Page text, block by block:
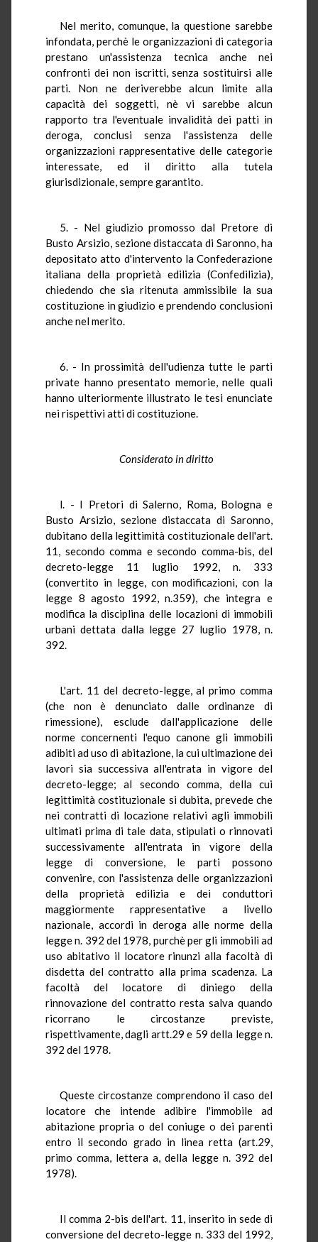
Nel merito, comunque, la questione sarebbe
infondata, perchè le organizzazioni di categoria
prestano un'assistenza tecnica anche nei
confronti dei non iscritti, senza sostituirsi alle
parti. Non ne deriverebbe alcun limite alla
capacità dei soggetti, nè vi sarebbe alcun
rapporto tra l'eventuale invalidità dei patti in
deroga, conclusi senza l'assistenza delle
organizzazioni rappresentative delle categorie
interessate, ed il diritto alla tutela
giurisdizionale, sempre garantito.
5. - Nel giudizio promosso dal Pretore di
Busto Arsizio, sezione distaccata di Saronno, ha
depositato atto d'intervento la Confederazione
italiana della proprietà edilizia (Confedilizia),
chiedendo che sia ritenuta ammissibile la sua
costituzione in giudizio e prendendo conclusioni
anche nel merito.
6. - In prossimità dell'udienza tutte le parti
private hanno presentato memorie, nelle quali
hanno ulteriormente illustrato le tesi enunciate
nei rispettivi atti di costituzione.
Considerato in diritto
l. - I Pretori di Salerno, Roma, Bologna e
Busto Arsizio, sezione distaccata di Saronno,
dubitano della legittimità costituzionale dell'art.
11, secondo comma e secondo comma-bis, del
decreto-legge 11 luglio 1992, n. 333
(convertito in legge, con modificazioni, con la
legge 8 agosto 1992, n.359), che integra e
modifica la disciplina delle locazioni di immobili
urbani dettata dalla legge 27 luglio 1978, n.
392.
L'art. 11 del decreto-legge, al primo comma
(che non è denunciato dalle ordinanze di
rimessione), esclude dall'applicazione delle
norme concernenti l'equo canone gli immobili
adibiti ad uso di abitazione, la cui ultimazione dei
lavori sia successiva all'entrata in vigore del
decreto-legge; al secondo comma, della cui
legittimità costituzionale si dubita, prevede che
nei contratti di locazione relativi agli immobili
ultimati prima di tale data, stipulati o rinnovati
successivamente all'entrata in vigore della
legge di conversione, le parti possono
convenire, con l'assistenza delle organizzazioni
della proprietà edilizia e dei conduttori
maggiormente rappresentative a livello
nazionale, accordi in deroga alle norme della
legge n. 392 del 1978, purchè per gli immobili ad
uso abitativo il locatore rinunzi alla facoltà di
disdetta del contratto alla prima scadenza. La
facoltà del locatore di diniego della
rinnovazione del contratto resta salva quando
ricorrano le circostanze previste,
rispettivamente, dagli artt.29 e 59 della legge n.
392 del 1978.
Queste circostanze comprendono il caso del
locatore che intende adibire l'immobile ad
abitazione propria o del coniuge o dei parenti
entro il secondo grado in linea retta (art.29,
primo comma, lettera a, della legge n. 392 del
1978).
Il comma 2-bis dell'art. 11, inserito in sede di
conversione del decreto-legge n. 333 del 1992,